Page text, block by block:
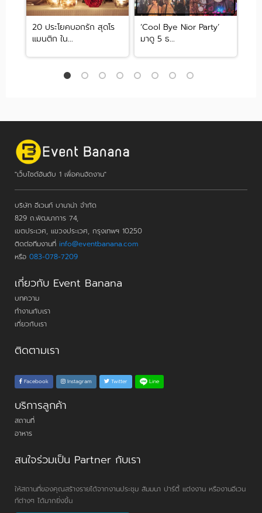
20 ประโยคบอกรัก สุดโร
แมนติก ใน...
‘Cool Bye Nior Party’
มาดู 5 ธ...
"เว็บไซต์อันดับ 1 เพื่อคนจัดงาน"
บริษัท อีเวนท์ บานาน่า จำกัด
829 ถ.พัฒนาการ 74,
เขตประเวศ, แขวงประเวศ, กรุงเทพฯ 10250
ติดต่อทีมงานที่ info@eventbanana.com
หรือ 083-078-7209
เกี่ยวกับ Event Banana
บทความ
ทำงานกับเรา
เกี่ยวกับเรา
ติดตามเรา
Facebook Instagram Twitter Line
บริการลูกค้า
สถานที่
อาหาร
สนใจร่วมเป็น Partner กับเรา
ให้สถานที่ของคุณสร้างรายได้จากงานประชุม สัมมนา ปาร์ตี้ แต่งงาน หรืองานอีเวน
ท์ต่างๆ ได้มากยิ่งขึ้น